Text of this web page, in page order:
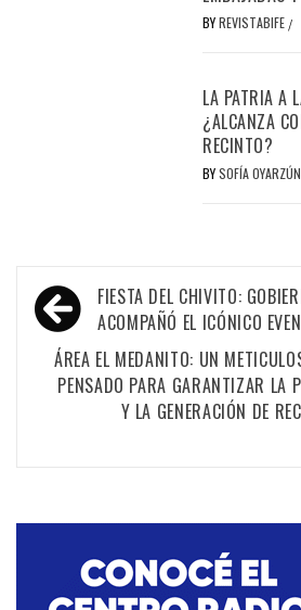
BYREVISTABIFE /
LA PATRIA A
¿ALCANZA
RECINTO?
BYSOFÍA OYARZÚN
Navegación
de
entradas
FIESTA DEL CHIVITO:
ACOMPAÑÓ EL ICÓNICO
ÁREA EL MEDANITO: UN
PENSADO PARA GARANTIZAR LA
Y LA GENERACIÓN DE